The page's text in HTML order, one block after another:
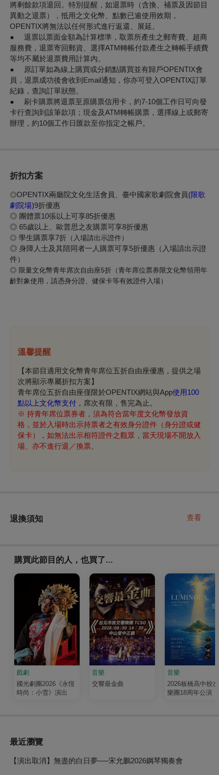
將剩餘款項退回。特別提醒，如退票時（含換、補票及因節目
異動之退票），抵用之文化幣、點數已逾使用效期，
OPENTIX將無法以任何形式進行返還、展延。
● 退票以票面金額為計算標準，取票所產生之郵寄費、超商
服務費，退票寄回郵資、選擇ATM轉帳付款產生之轉帳手續費
等均不屬於退票費用計算內。
● 原訂單如為線上購買或分銷點購買並有歸戶OPENTIX會
員，退票成功後會收到Email通知，你亦可登入OPENTIX訂單
紀錄，查詢訂單狀態。
● 刷卡購票將退票至原購票信用卡，約7-10個工作日可向發
卡行查詢到該筆款項；現金及ATM轉帳購票，選擇線上或郵寄
辦理，約10個工作日匯款至你指定之帳戶。
折扣方案
◎OPENTIX兩廳院文化生活會員、臺中國家歌劇院會員(限歌
劇院場)9折優惠
◎ 團體票10張以上可享85折優惠
◎ 65歲以上、歐普思之友購票可享8折優惠
◎ 學生購票享7折 （入場請出示證件）
◎ 身障人士及其陪同者一人購票可享5折優惠（入場請出示證
件）
◎ 限量文化幣青年席次自由座5折（青年席位票券限文化幣領用年
齡對象使用，請憑身分證、健保卡等有效證件入場）
溫馨提醒
【本節目適用文化幣青年席位五折自由座優惠，提供之場
次將顯示專屬折扣方案】
青年席位五折自由座僅限於OPENTIX網站與App使用100
點以上文化幣支付 ，席次有限，售完為止。
※ 持青年席位票券者，須為符合當年度文化幣發放資
格，並於入場時出示持票者之有效身分證件（身分證或健
保卡），如無法出示相符證件之觀眾，當天現場不開放入
場、亦不進行退／換票。
退換須知 查看
購買此節目的人，也買了...
戲劇
國光劇團2026《永恆
時尚：小雪》演出
音樂
交響最金曲
音樂
2026板橋高中校
樂團18周年公演
最近瀏覽
【演出取消】無盡的白日夢──宋允鵬2026鋼琴獨奏會